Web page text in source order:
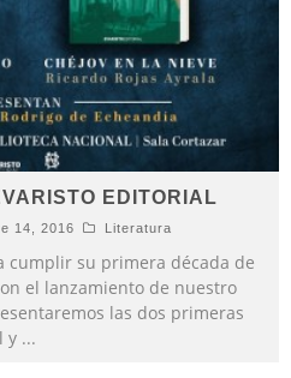
EDITORIAL
14, 2016 Literatura
cumplir su primera década de
el lanzamiento de nuestro
las dos primeras
y ...